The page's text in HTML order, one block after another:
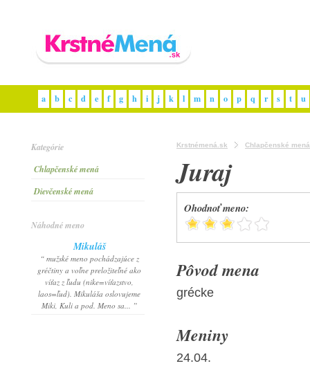
a b c d e f g h i j k l m n o p q r s t u
Kategórie
Chlapčenské mená
Dievčenské mená
Náhodné meno
Mikuláš
“ mužské meno pochádzajúce z
gréčtiny a voľne preložiteľné ako
víťaz z ľudu (nike=víťazstvo,
laos=ľud). Mikuláša oslovujeme
Miki, Kuli a pod. Meno sa... ”
Krstnémená.sk Chlapčenské mená
Juraj
Ohodnoť meno:
Pôvod mena
grécke
Meniny
24.04.